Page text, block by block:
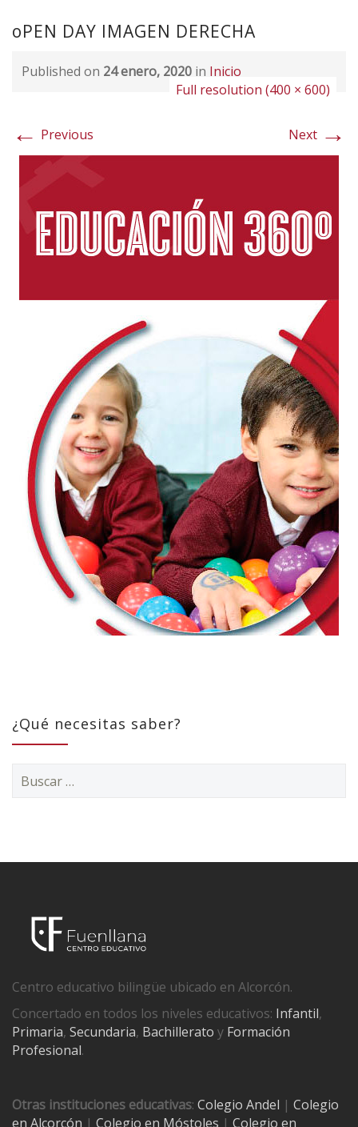
oPEN DAY IMAGEN DERECHA
Published on 24 enero, 2020 in Inicio
Full resolution (400 × 600)
← Previous Next →
¿Qué necesitas saber?
Centro educativo bilingüe ubicado en Alcorcón.
Concertado en todos los niveles educativos: Infantil,
Primaria, Secundaria, Bachillerato y Formación
Profesional.
Otras instituciones educativas: Colegio Andel | Colegio
en Alcorcón | Colegio en Móstoles | Colegio en